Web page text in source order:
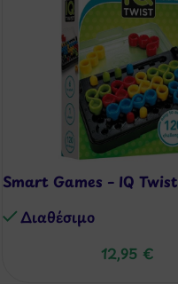
Smart Games – IQ Twist
Διαθέσιμo
12,95€